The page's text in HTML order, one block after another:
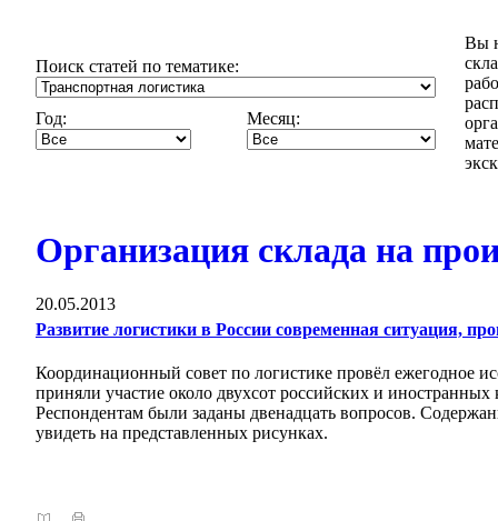
Поиск статей по тематике:
Год: Месяц:
Вы
Организация склада на
20.05.2013
Развитие логистики в России современная ситуация,
Координационный совет по логистике провёл ежегодное
приняли участие около двухсот российских и
Респондентам были заданы двенадцать вопросов.
увидеть на представленных рисунках.